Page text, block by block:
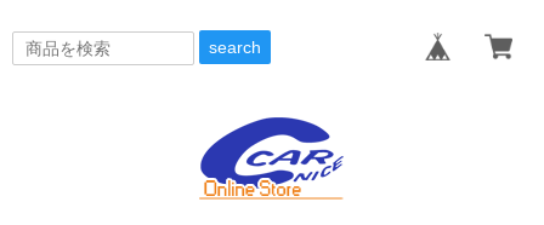
search